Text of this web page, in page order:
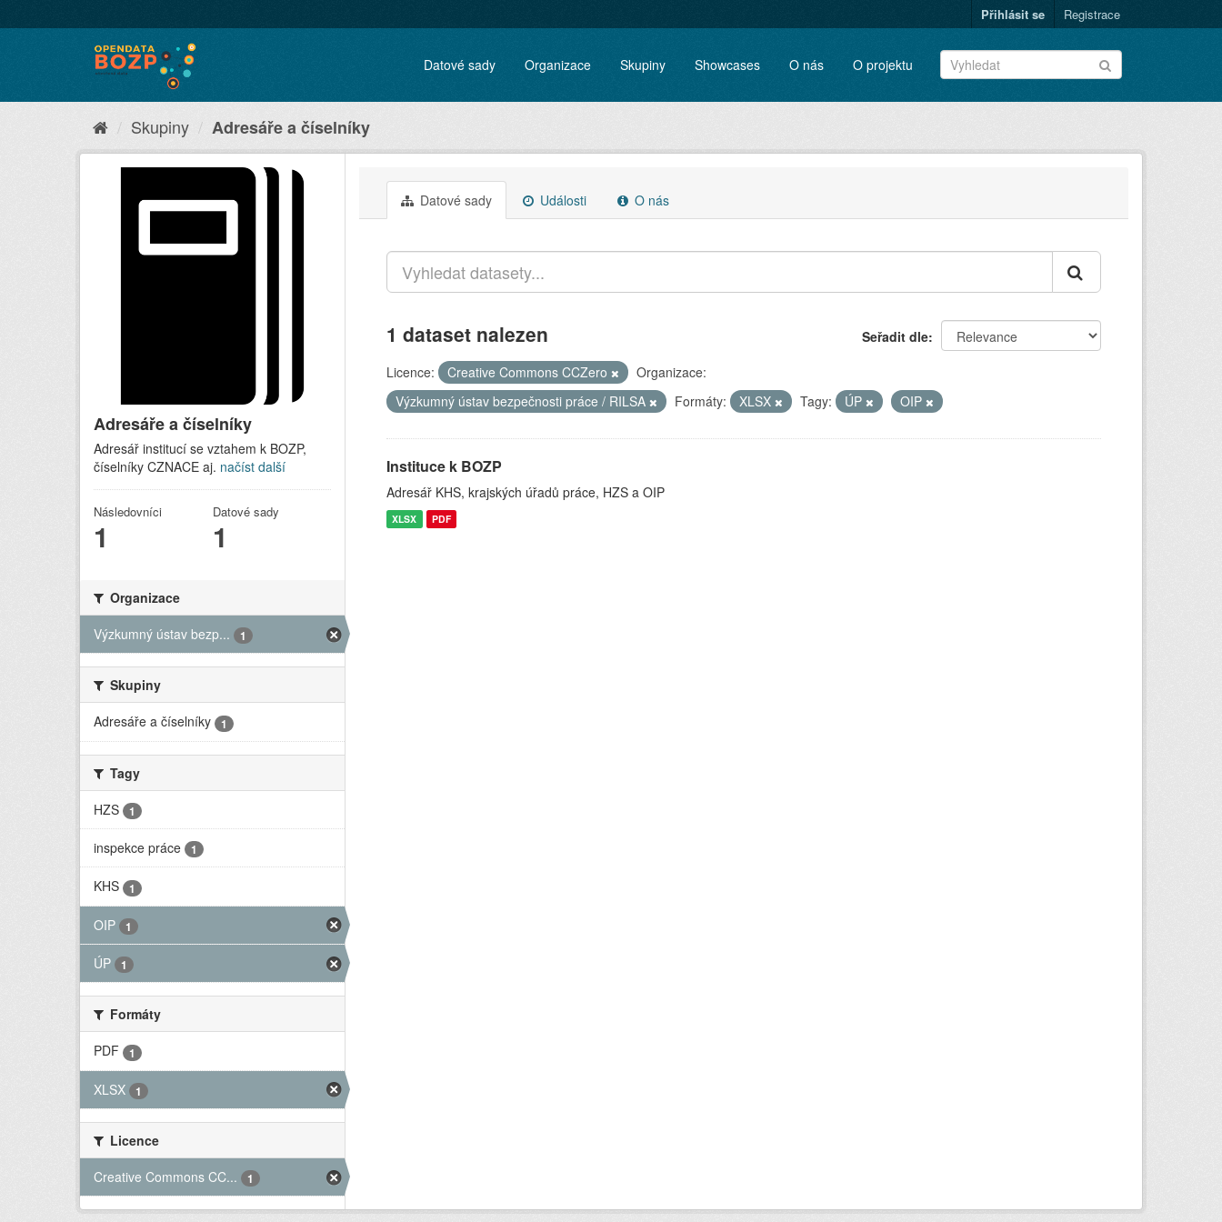
Přihlásit se Registrace
Datové sady Organizace Skupiny Showcases O nás O projektu
Skupiny Adresáře a číselníky
Adresáře a číselníky
Adresář institucí se vztahem k BOZP,
číselníky CZNACE aj. načíst další
Následovníci
1
Datové sady
1
Organizace
Výzkumný ústav bezp...
1
Skupiny
Adresáře a číselníky
1
Tagy
HZS
1
inspekce práce 1
KHS 1
OIP 1
ÚP 1
Formáty
PDF
1
XLSX 1
Licence
Creative Commons CC...
1
Datové sady Události O nás
Seřadit dle
1 dataset nalezen
Licence: Creative Commons CCZero
Organizace:
Výzkumný ústav bezpečnosti práce / RILSA
Formáty: XLSX Tagy: ÚP OIP
Instituce k BOZP
Adresář KHS, krajských úřadů práce, HZS a OIP
XLSX PDF